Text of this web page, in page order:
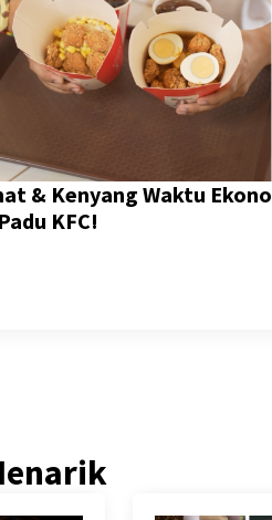
& Kenyang Waktu
KFC!